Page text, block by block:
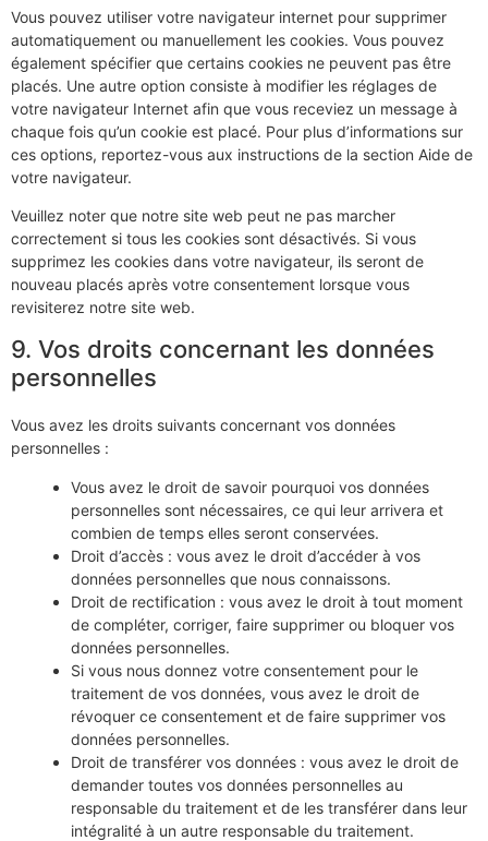
Vous pouvez utiliser votre navigateur internet pour supprimer
automatiquement ou manuellement les cookies. Vous pouvez
également spécifier que certains cookies ne peuvent pas être
placés. Une autre option consiste à modifier les réglages de
votre navigateur Internet afin que vous receviez un message à
chaque fois qu’un cookie est placé. Pour plus d’informations sur
ces options, reportez-vous aux instructions de la section Aide de
votre navigateur.
Veuillez noter que notre site web peut ne pas marcher
correctement si tous les cookies sont désactivés. Si vous
supprimez les cookies dans votre navigateur, ils seront de
nouveau placés après votre consentement lorsque vous
revisiterez notre site web.
9. Vos droits concernant les données
personnelles
Vous avez les droits suivants concernant vos données
personnelles :
Vous avez le droit de savoir pourquoi vos données
personnelles sont nécessaires, ce qui leur arrivera et
combien de temps elles seront conservées.
Droit d’accès : vous avez le droit d’accéder à vos
données personnelles que nous connaissons.
Droit de rectification : vous avez le droit à tout moment
de compléter, corriger, faire supprimer ou bloquer vos
données personnelles.
Si vous nous donnez votre consentement pour le
traitement de vos données, vous avez le droit de
révoquer ce consentement et de faire supprimer vos
données personnelles.
Droit de transférer vos données : vous avez le droit de
demander toutes vos données personnelles au
responsable du traitement et de les transférer dans leur
intégralité à un autre responsable du traitement.